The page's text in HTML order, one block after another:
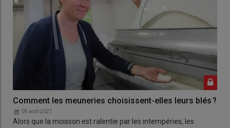
Comment les meuneries choisissent-elles leurs blés ?
05 août 2021
Alors que la moisson est ralentie par les intempéries, les